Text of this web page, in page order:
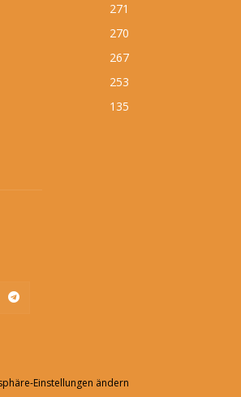
271
270
267
253
135
Einstellungen ändern